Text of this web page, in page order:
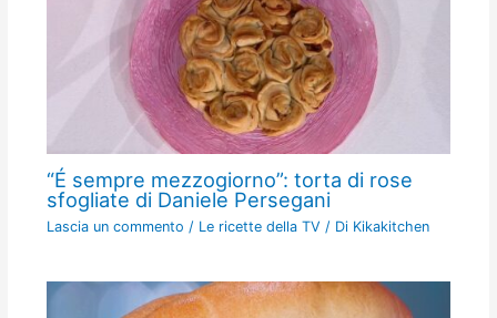
“É sempre mezzogiorno”: torta di rose
sfogliate di Daniele Persegani
Lascia un commento / Le ricette della TV / Di Kikakitchen